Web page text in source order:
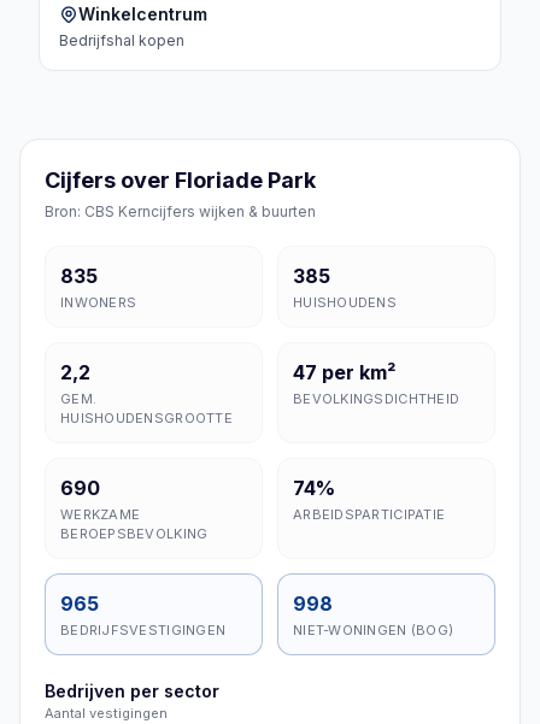
Winkelcentrum
Bedrijfshal kopen
Cijfers over Floriade Park
Bron: CBS Kerncijfers wijken & buurten
835
INWONERS
385
HUISHOUDENS
2,2
GEM.
HUISHOUDENSGROOTTE
47 per km²
BEVOLKINGSDICHTHEID
690
WERKZAME
BEROEPSBEVOLKING
74%
ARBEIDSPARTICIPATIE
965
BEDRIJFSVESTIGINGEN
998
NIET-WONINGEN (BOG)
Bedrijven per sector
Aantal vestigingen